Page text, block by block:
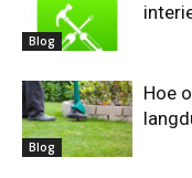
Blog
Blog
Hoe